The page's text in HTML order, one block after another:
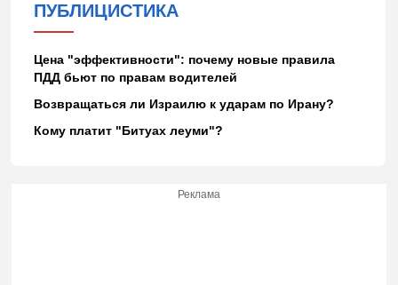
ПУБЛИЦИСТИКА
Цена "эффективности": почему новые правила
ПДД бьют по правам водителей
Возвращаться ли Израилю к ударам по Ирану?
Кому платит "Битуах леуми"?
Реклама